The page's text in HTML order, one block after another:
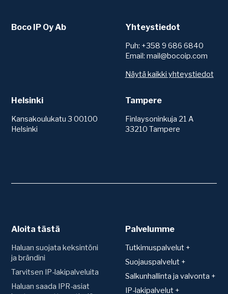
Boco IP Oy Ab Yhteystiedot
Puh: +358 9 686 6840
Email: mail@bocoip.com
Näytä kaikki yhteystiedot
Helsinki
Kansakoulukatu 3 00100
Helsinki
Tampere
Finlaysoninkuja 21 A
33210 Tampere
Aloita tästä
Haluan suojata keksintöni
ja brändini
Tarvitsen IP-lakipalveluita
Haluan saada IPR-asiat
Palvelumme
Tutkimuspalvelut +
Patentit
Teknologiakartoitus
Suojauspalvelut +
Suojan hakeminen ja
Salkunhallinta ja valvonta +
Salkunhallinta
IP-lakipalvelut +